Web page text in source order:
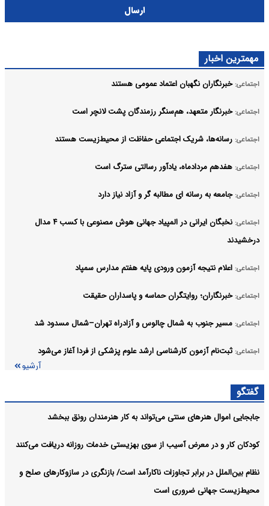
ارسال
مهمترین اخبار
اجتماعی: خبرنگاران نگهبان اعتماد عمومی هستند
اجتماعی: خبرنگار متعهد، هم‌سنگر رزمندگان پشت لانچر است
اجتماعی: رسانه‌ها، شریک اجتماعی حفاظت از محیط‌زیست هستند
اجتماعی: هفدهم مردادماه، یادآور رسالتی سترگ است
اجتماعی: جامعه به رسانه ای مطالبه گر و آزاد نیاز دارد
اجتماعی:
نخبگان ایرانی در المپیاد جهانی هوش مصنوعی با کسب ۴ مدال
درخشیدند
اجتماعی: اعلام نتیجه آزمون ورودی پایه هفتم مدارس سمپاد
اجتماعی: خبرنگاران؛ روایتگران حماسه و پاسداران حقیقت
اجتماعی: مسیر جنوب به شمال چالوس و آزادراه تهران–شمال مسدود شد
اجتماعی: ثبت‌نام‌ آزمون کارشناسی ارشد علوم پزشکی از فردا آغاز می‌شود
آرشیو
گفتگو
جابجایی اموال هنرهای سنتی می‌تواند به کار هنرمندان رونق ببخشد
کودکان کار و در معرض آسیب از سوی بهزیستی خدمات روزانه دریافت می‌کنند
نظام بین‌الملل در برابر تجاوزات ناکارآمد است/ بازنگری در سازوکارهای صلح و
محیط‌زیست جهانی ضروری است